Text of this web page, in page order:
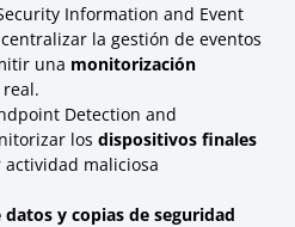
Information and Event
la gestión de eventos
una monitorización
Detection and
los dispositivos finales
maliciosa
y copias de seguridad